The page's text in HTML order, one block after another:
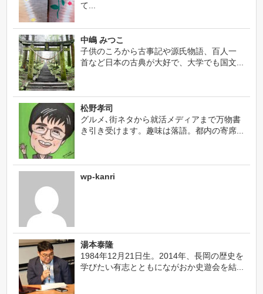
て...
中嶋 みつこ
子供のころから古事記や源氏物語、百人一
首など日本の古典が大好で、大学でも国文...
松野孝司
グルメ､街ネタから就活メディアまで万物書
き引き受けます。趣味は落語。都内の寄席...
wp-kanri
湯本泰隆
1984年12月21日生。2014年、長岡の歴史を
学びたい有志とともにながおか史遊会を結...